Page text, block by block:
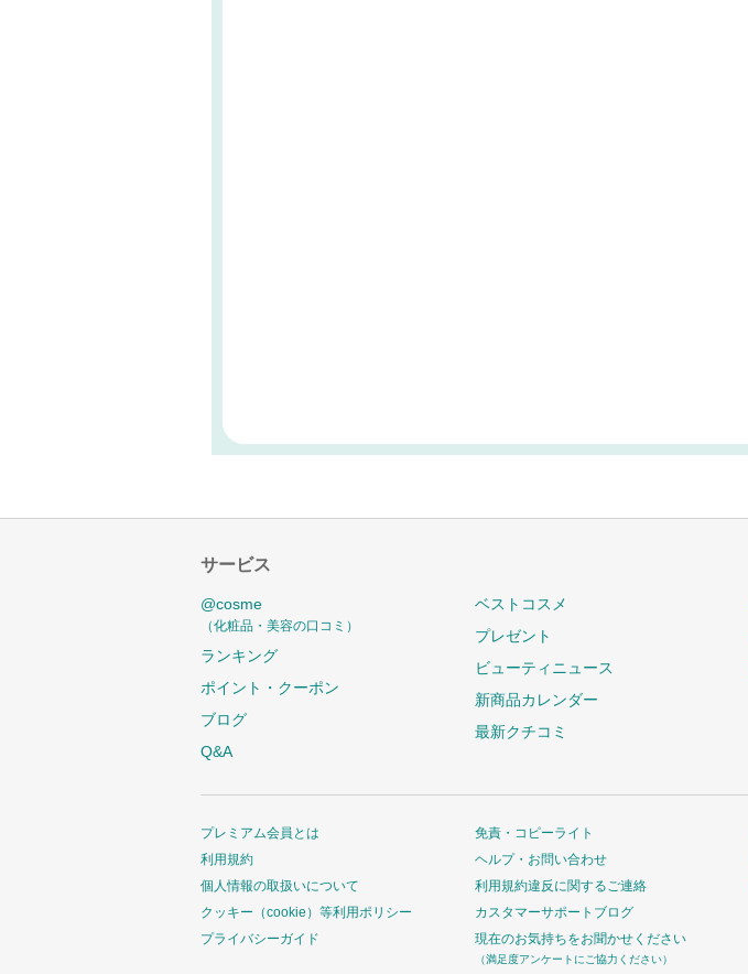
サービス
@cosme
（化粧品・美容の口コミ）
ランキング
ポイント・クーポン
ブログ
Q&A
ベストコスメ
プレゼント
ビューティニュース
新商品カレンダー
最新クチコミ
プレミアム会員とは
利用規約
個人情報の取扱いについて
クッキー（cookie）等利用ポリシー
プライバシーガイド
免責・コピーライト
ヘルプ・お問い合わせ
利用規約違反に関するご連絡
カスタマーサポートブログ
現在のお気持ちをお聞かせください
（満足度アンケートにご協力ください）